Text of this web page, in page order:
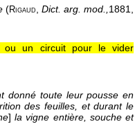
(Rigaud, Dict. arg. mod.,1881,
ou un circuit pour le vider
donné toute leur pousse en
des feuilles, et durant le
]la vigne entière, souche et